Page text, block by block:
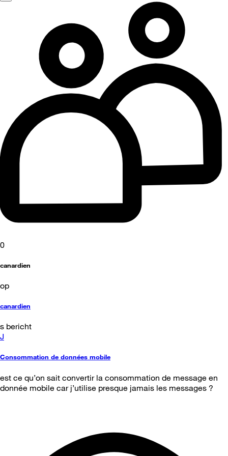
0
canardien
op
canardien
s bericht
J
Consommation de données mobile
est ce qu’on sait convertir la consommation de message en
donnée mobile car j’utilise presque jamais les messages ?